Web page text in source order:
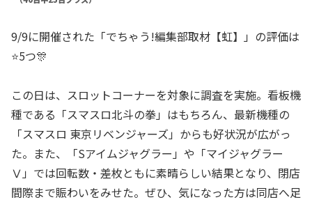
9/9に開催された「でちゃう!編集部取材【虹】」の評価は
⭐️5つ🎊
この日は、スロットコーナーを対象に調査を実施。看板機
種である「スマスロ北斗の拳」はもちろん、最新機種の
「スマスロ 東京リベンジャーズ」からも好状況が広がっ
た。また、「Sアイムジャグラー」や「マイジャグラー
Ⅴ」では回転数・差枚ともに素晴らしい結果となり、閉店
間際まで賑わいをみせた。ぜひ、気になった方は同店へ足